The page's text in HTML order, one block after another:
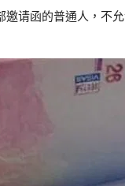
邀请函的普通人，不